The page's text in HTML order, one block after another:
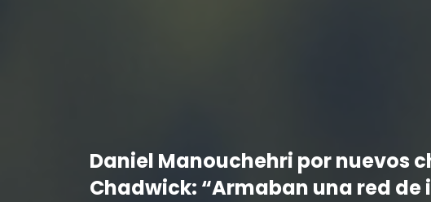
Daniel Manouchehri por nuevos
Chadwick: “Armaban una red